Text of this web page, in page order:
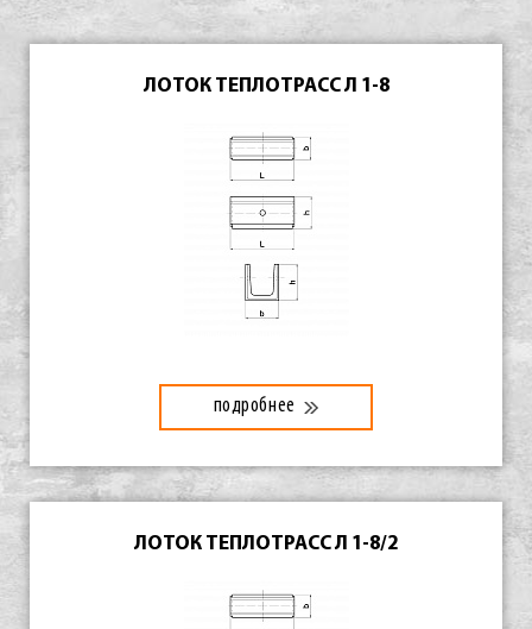
ЛОТОК ТЕПЛОТРАСС Л 1-8
подробнее
ЛОТОК ТЕПЛОТРАСС Л 1-8/2